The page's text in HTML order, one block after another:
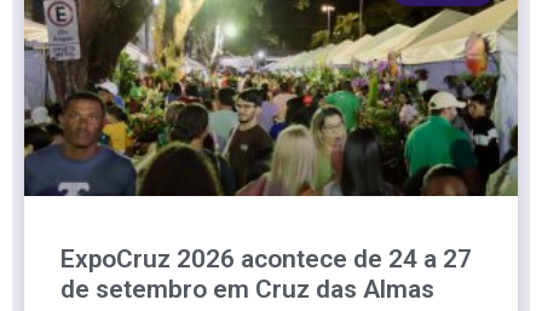
ExpoCruz 2026 acontece de 24 a 27
de setembro em Cruz das Almas